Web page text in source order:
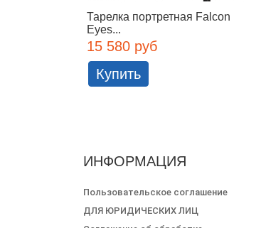
Тарелка портретная Falcon
Eyes...
15 580 руб
Купить
ИНФОРМАЦИЯ
Пользовательское соглашение
ДЛЯ ЮРИДИЧЕСКИХ ЛИЦ